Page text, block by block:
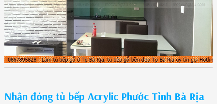
Nhận đóng tủ bếp Acrylic Phước Tỉnh Bà Rịa